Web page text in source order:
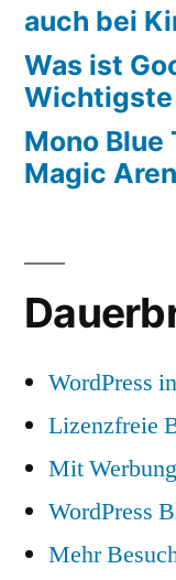
auch bei
Was ist
Mono Blue
Magic
WordPress
Lizenzfreie
Mit
WordPress
Mehr